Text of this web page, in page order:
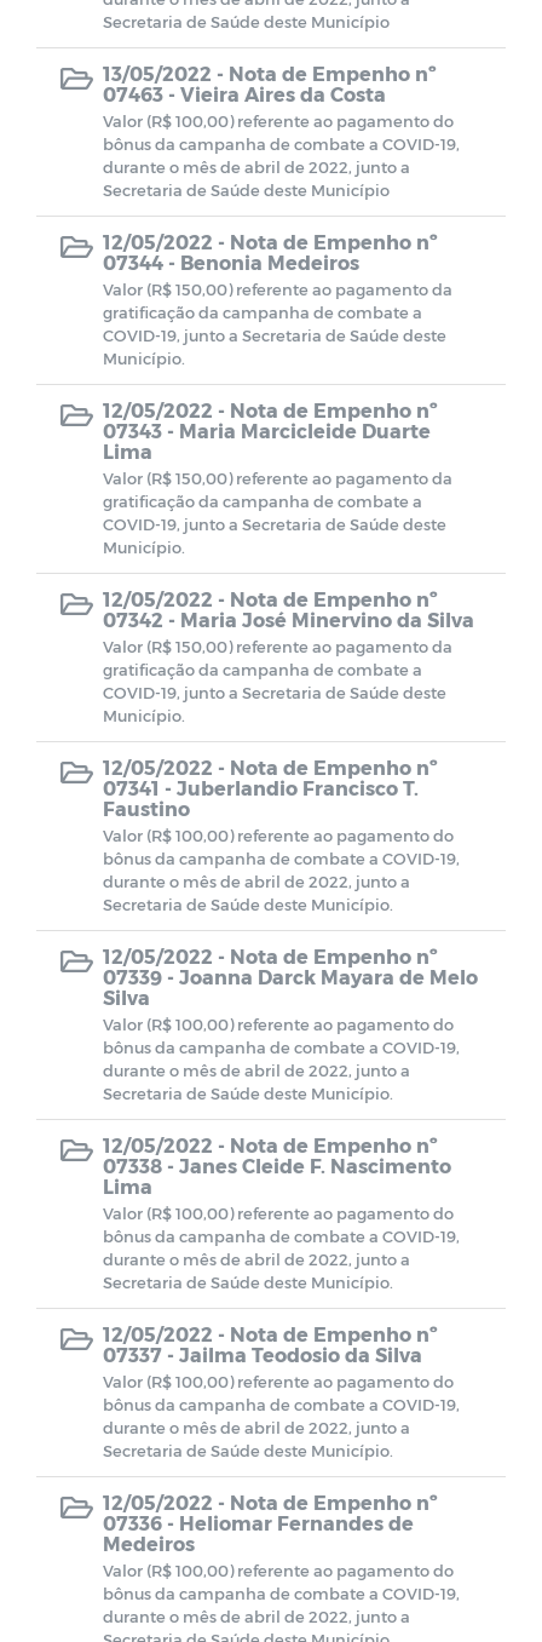
Resoluções e Atas
EDITAIS - LEI ALDIR BLANC
Despesas (COVID-19)
Receitas (COVID-19)
Termos de Adesão
Termos de permissão de uso
Formulários de Cadastros
Secretaria de Saúde deste Município
13/05/2022 - Nota de Empenho nº
07463 - Vieira Aires da Costa
Valor (R$ 100,00) referente ao pagamento do
bônus da campanha de combate a COVID-19,
durante o mês de abril de 2022, junto a
Secretaria de Saúde deste Município
12/05/2022 - Nota de Empenho nº
07344 - Benonia Medeiros
Valor (R$ 150,00) referente ao pagamento da
gratificação da campanha de combate a
COVID-19, junto a Secretaria de Saúde deste
Município.
12/05/2022 - Nota de Empenho nº
07343 - Maria Marcicleide Duarte
Lima
Valor (R$ 150,00) referente ao pagamento da
gratificação da campanha de combate a
COVID-19, junto a Secretaria de Saúde deste
Município.
12/05/2022 - Nota de Empenho nº
07342 - Maria José Minervino da Silva
Valor (R$ 150,00) referente ao pagamento da
gratificação da campanha de combate a
COVID-19, junto a Secretaria de Saúde deste
Município.
12/05/2022 - Nota de Empenho nº
07341 - Juberlandio Francisco T.
Faustino
Valor (R$ 100,00) referente ao pagamento do
bônus da campanha de combate a COVID-19,
durante o mês de abril de 2022, junto a
Secretaria de Saúde deste Município.
12/05/2022 - Nota de Empenho nº
07339 - Joanna Darck Mayara de Melo
Silva
Valor (R$ 100,00) referente ao pagamento do
bônus da campanha de combate a COVID-19,
durante o mês de abril de 2022, junto a
Secretaria de Saúde deste Município.
12/05/2022 - Nota de Empenho nº
07338 - Janes Cleide F. Nascimento
Lima
Valor (R$ 100,00) referente ao pagamento do
bônus da campanha de combate a COVID-19,
durante o mês de abril de 2022, junto a
Secretaria de Saúde deste Município.
12/05/2022 - Nota de Empenho nº
07337 - Jailma Teodosio da Silva
Valor (R$ 100,00) referente ao pagamento do
bônus da campanha de combate a COVID-19,
durante o mês de abril de 2022, junto a
Secretaria de Saúde deste Município.
12/05/2022 - Nota de Empenho nº
07336 - Heliomar Fernandes de
Medeiros
Valor (R$ 100,00) referente ao pagamento do
bônus da campanha de combate a COVID-19,
durante o mês de abril de 2022, junto a